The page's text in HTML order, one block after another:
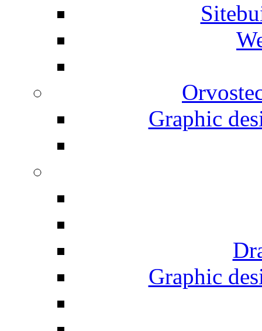
Graphic
Graphic